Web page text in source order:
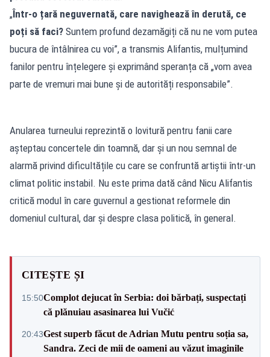
„Într-o țară neguvernată, care navighează în derută, ce
poți să faci? Suntem profund dezamăgiți că nu ne vom putea
bucura de întâlnirea cu voi”, a transmis Alifantis, mulțumind
fanilor pentru înțelegere și exprimând speranța că „vom avea
parte de vremuri mai bune și de autorități responsabile”.
Anularea turneului reprezintă o lovitură pentru fanii care
așteptau concertele din toamnă, dar și un nou semnal de
alarmă privind dificultățile cu care se confruntă artiștii într-un
climat politic instabil. Nu este prima dată când Nicu Alifantis
critică modul în care guvernul a gestionat reformele din
domeniul cultural, dar și despre clasa politică, în general.
CITEȘTE ȘI
15:50Complot dejucat în Serbia: doi bărbați, suspectați
că plănuiau asasinarea lui Vučić
20:43Gest superb făcut de Adrian Mutu pentru soția sa,
Sandra. Zeci de mii de oameni au văzut imaginile